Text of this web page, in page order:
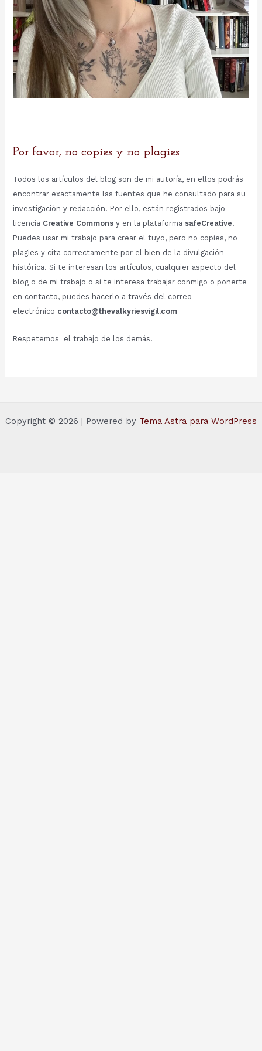
Por favor, no copies y no plagies
Todos los artículos del blog son de mi autoría, en ellos podrás
encontrar exactamente las fuentes que he consultado para su
investigación y redacción. Por ello, están registrados bajo
licencia Creative Commonsy en la plataforma safeCreative.
Puedes usar mi trabajo para crear el tuyo, pero no copies, no
plagies y cita correctamente por el bien de la divulgación
histórica. Si te interesan los artículos, cualquier aspecto del
blog o de mi trabajo o si te interesa trabajar conmigo o ponerte
en contacto, puedes hacerlo a través del correo
electrónico contacto@thevalkyriesvigil.com
Respetemos el trabajo de los demás.
Copyright © 2026 | Powered by Tema Astra para WordPress